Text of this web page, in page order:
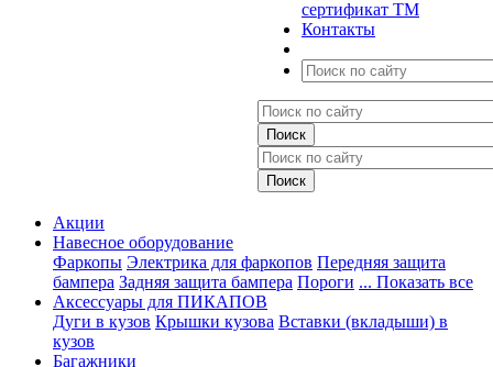
сертификат ТМ
Контакты
Акции
Навесное оборудование
Фаркопы Электрика для фаркопов Передняя защита
бампера Задняя защита бампера Пороги ... Показать все
Аксессуары для ПИКАПОВ
Дуги в кузов Крышки кузова Вставки (вкладыши) в
кузов
Багажники